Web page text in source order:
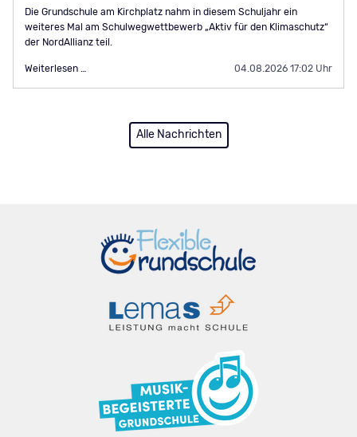
04.08.2026 17:02 Uhr
Die Grundschule am Kirchplatz nahm in diesem Schuljahr ein
weiteres Mal am Schulwegwettbewerb „Aktiv für den Klimaschutz“
der NordAllianz teil.
Weiterlesen …
Alle Nachrichten